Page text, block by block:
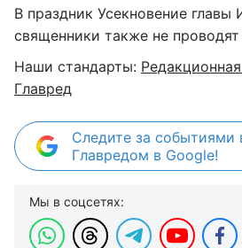
В праздник Усекновение главы
священники также не
Наши стандарты:
Главред
Следите за событиями
Главредом в Google!
Мы в соцсетях: